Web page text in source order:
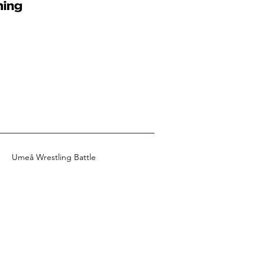
Umeå Wrestling Battle